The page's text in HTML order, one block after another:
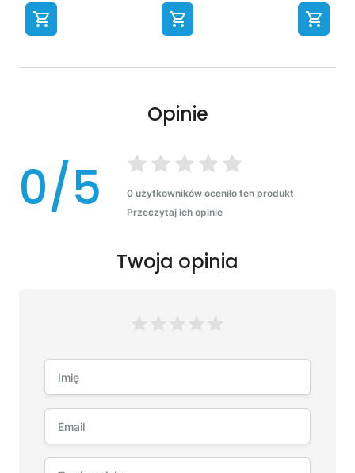
Opinie
0/5
0 użytkowników oceniło ten produkt
Przeczytaj ich opinie
Twoja opinia